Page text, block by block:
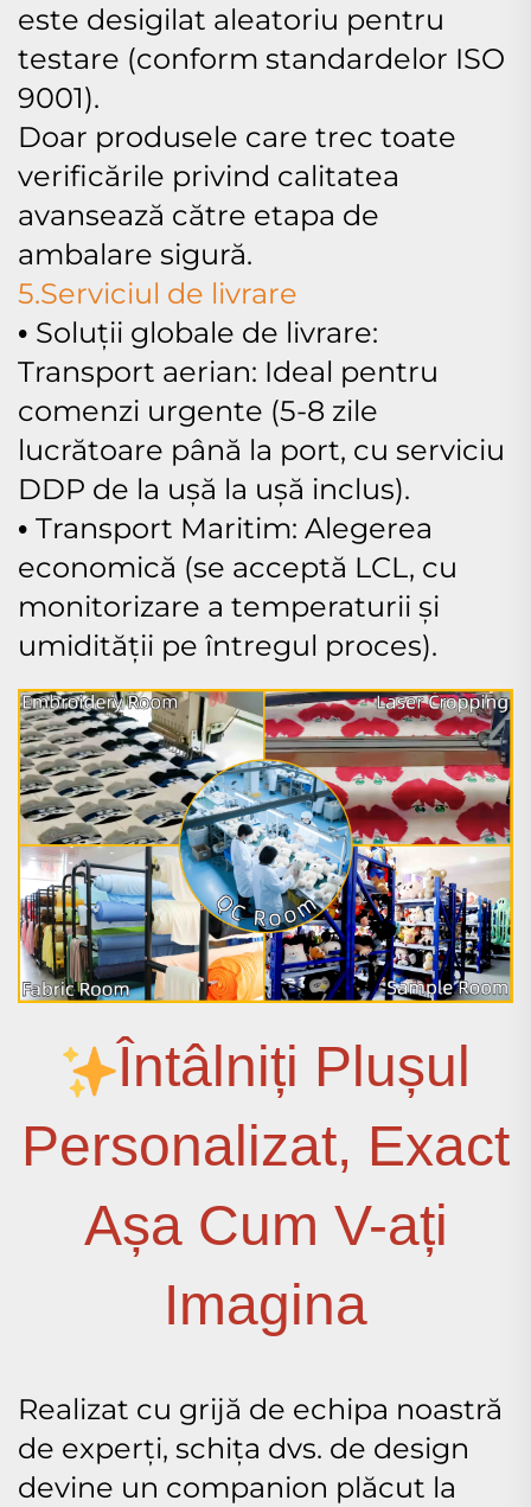
este desigilat aleatoriu pentru
testare (conform standardelor ISO
9001).
Doar produsele care trec toate
verificările privind calitatea
avansează către etapa de
ambalare sigură.
5.Serviciul de livrare
• Soluții globale de livrare:
Transport aerian: Ideal pentru
comenzi urgente (5-8 zile
lucrătoare până la port, cu serviciu
DDP de la ușă la ușă inclus).
• Transport Maritim: Alegerea
economică (se acceptă LCL, cu
monitorizare a temperaturii și
umidității pe întregul proces).
Întâlniți Plușul
Personalizat, Exact
Așa Cum V-ați
Imagina
Realizat cu grijă de echipa noastră
de experți, schița dvs. de design
devine un companion plăcut la